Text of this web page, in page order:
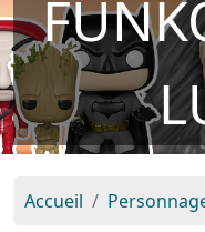
Accueil